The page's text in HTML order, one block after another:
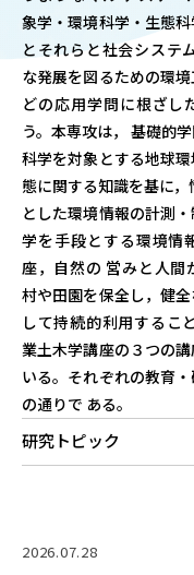
学部
教育
入試
研究
社会
象学・環境科学・生態
とそれらと社会システ
な発展を図るための環
どの応用学問に根ざし
う。本専攻は， 基礎的
科学を対象とする地球
態に関する知識を基に
とした環境情報の計測
学を手段とする環境情
座，自然の 営みと人間
村や田園を保全し，健
して持続的利用するこ
業土木学講座の３つの
いる。それぞれの教育
の通りで ある。
研究トピック
2026.07.28